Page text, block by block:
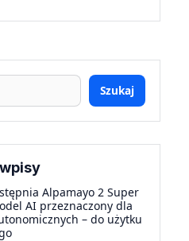
Szukaj
Alpamayo 2 Super
AI przeznaczony dla
– do użytku